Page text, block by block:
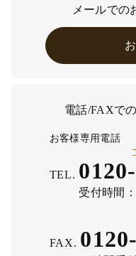
メールでの
電話/FAXで
お客様専用電話
TEL. 0120-
受付時間：
FAX.